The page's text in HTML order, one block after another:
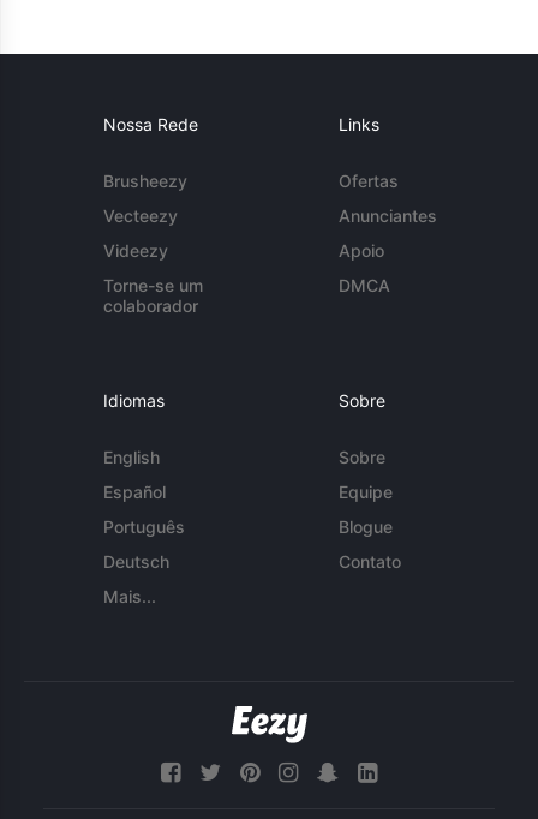
Nossa Rede
Brusheezy
Vecteezy
Videezy
Torne-se um
colaborador
Links
Ofertas
Anunciantes
Apoio
DMCA
Idiomas
English
Español
Português
Deutsch
Mais...
Sobre
Sobre
Equipe
Blogue
Contato